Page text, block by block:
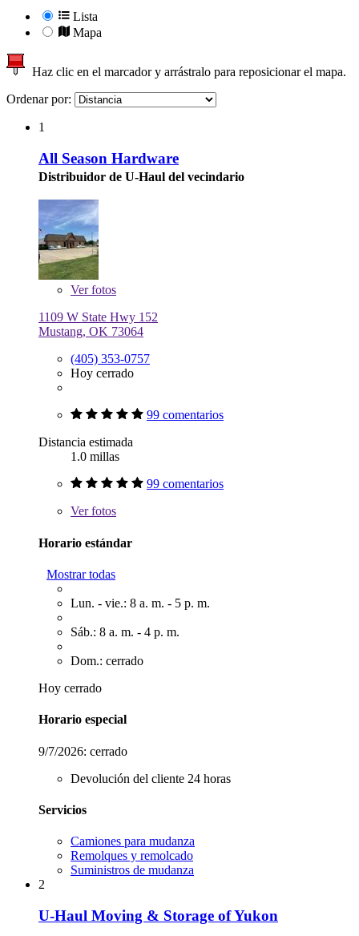
Lista
Mapa
Haz clic en el marcador y arrástralo para reposicionar el mapa.
Ordenar por:
1
All Season Hardware
Distribuidor de U-Haul del vecindario
Verfotos
1109 W State Hwy 152
Mustang, OK 73064
(405) 353-0757
Hoy cerrado
99 comentarios
Distancia estimada
1.0 millas
99 comentarios
Verfotos
Horario estándar
Mostrar todas
Lun. - vie.: 8 a. m. - 5 p. m.
Sáb.: 8 a. m. - 4 p. m.
Dom.: cerrado
Hoy cerrado
Horario especial
9/7/2026: cerrado
Devolución del cliente 24 horas
Servicios
Camiones para mudanza
Remolques y remolcado
Suministros de mudanza
2
U-Haul Moving & Storage of Yukon